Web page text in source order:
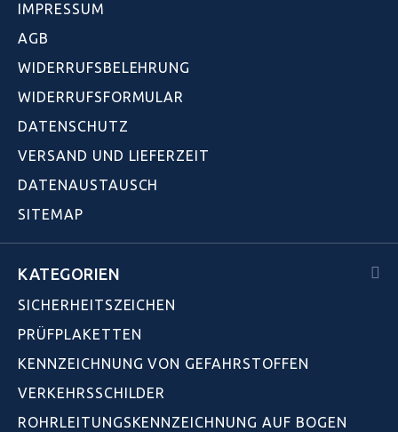
IMPRESSUM
AGB
WIDERRUFSBELEHRUNG
WIDERRUFSFORMULAR
DATENSCHUTZ
VERSAND UND LIEFERZEIT
DATENAUSTAUSCH
SITEMAP
KATEGORIEN
SICHERHEITSZEICHEN
PRÜFPLAKETTEN
KENNZEICHNUNG VON GEFAHRSTOFFEN
VERKEHRSSCHILDER
ROHRLEITUNGSKENNZEICHNUNG AUF BOGEN